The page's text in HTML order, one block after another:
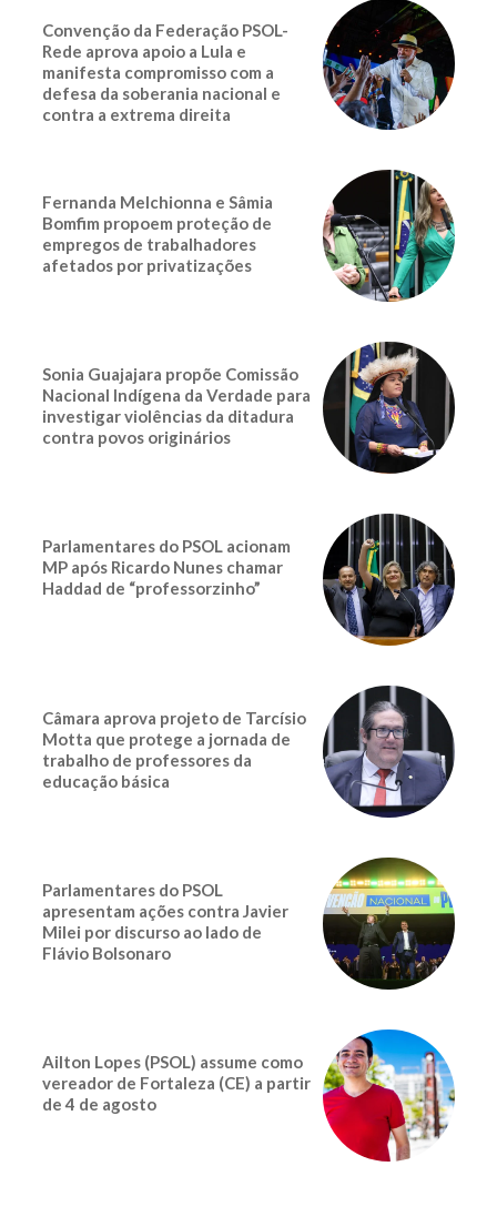
Convenção da Federação PSOL-
Rede aprova apoio a Lula e
manifesta compromisso com a
defesa da soberania nacional e
contra a extrema direita
Fernanda Melchionna e Sâmia
Bomfim propoem proteção de
empregos de trabalhadores
afetados por privatizações
Sonia Guajajara propõe Comissão
Nacional Indígena da Verdade para
investigar violências da ditadura
contra povos originários
Parlamentares do PSOL acionam
MP após Ricardo Nunes chamar
Haddad de “professorzinho”
Câmara aprova projeto de Tarcísio
Motta que protege a jornada de
trabalho de professores da
educação básica
Parlamentares do PSOL
apresentam ações contra Javier
Milei por discurso ao lado de
Flávio Bolsonaro
Ailton Lopes (PSOL) assume como
vereador de Fortaleza (CE) a partir
de 4 de agosto